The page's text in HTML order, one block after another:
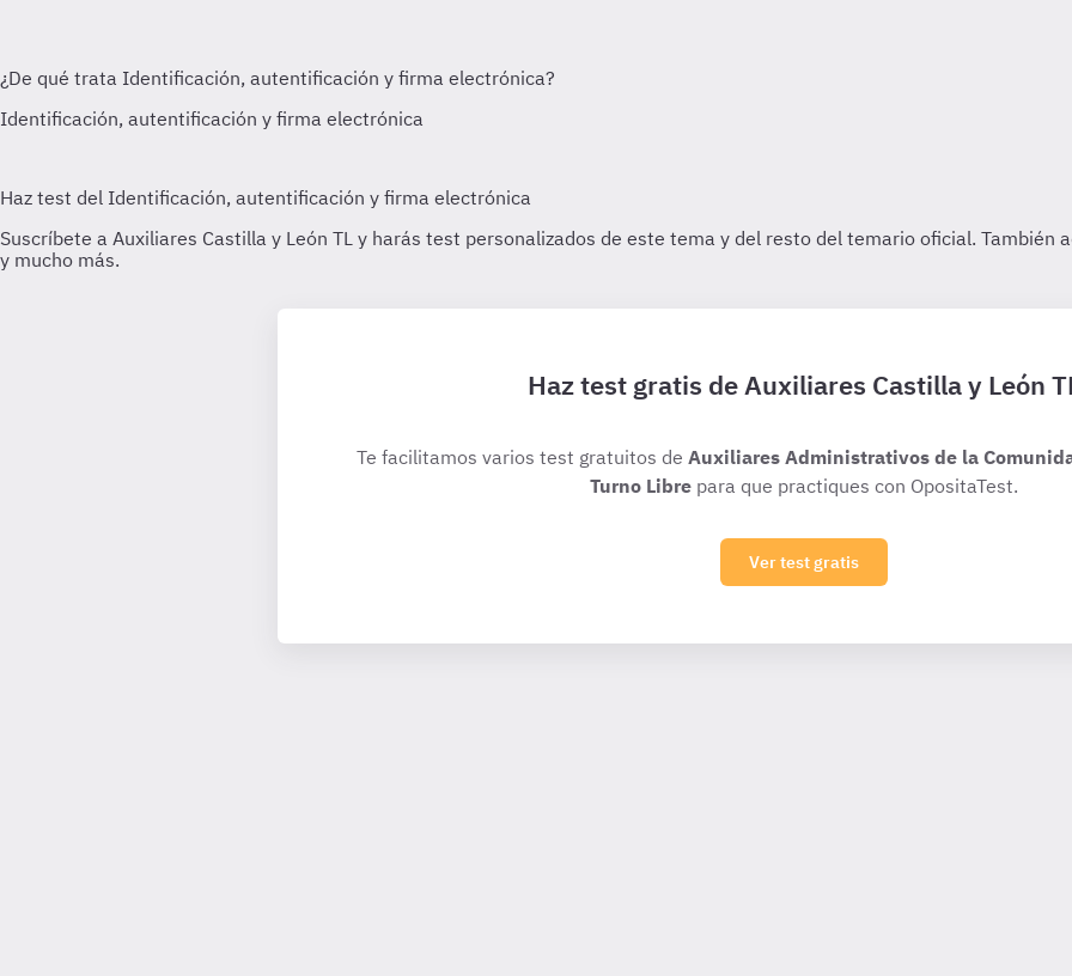
Haz test gratis de Auxiliares Castilla y León
Te facilitamos varios test gratuitos de Auxiliares Administrativos de la
Turno Libre para que practiques con OpositaTest.
Ver test gratis